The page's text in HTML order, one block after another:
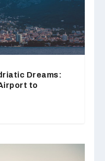
Dreams:
to